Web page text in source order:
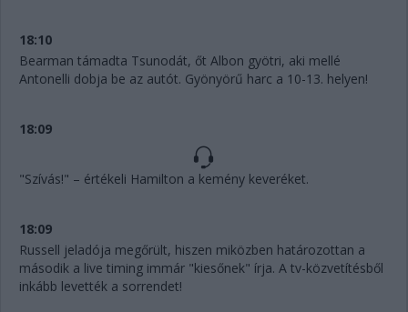
18:10
Bearman támadta Tsunodát, őt Albon gyötri, aki mellé
Antonelli dobja be az autót. Gyönyörű harc a 10-13. helyen!
18:09
"Szívás!" – értékeli Hamilton a kemény keveréket.
18:09
Russell jeladója megőrült, hiszen miközben határozottan a
második a live timing immár "kiesőnek" írja. A tv-közvetítésből
inkább levették a sorrendet!